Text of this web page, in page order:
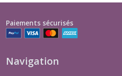
Paiements sécurisés
Navigation